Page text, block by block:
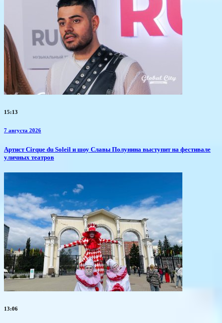
15:13
7 августа 2026
Артист Cirque du Soleil и шоу Славы Полунина выступит на фестивале
уличных театров
13:06